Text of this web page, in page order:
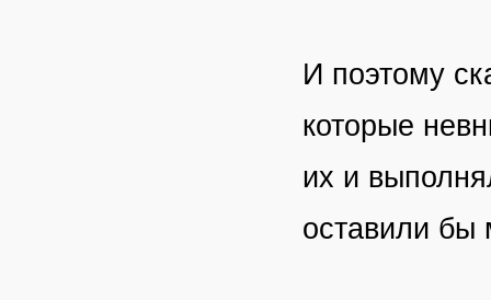
И поэтому
которые
их и
оставили